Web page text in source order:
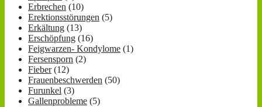
Erbrechen (10)
Erektionsstörungen (5)
Erkältung (13)
Erschöpfung (16)
Feigwarzen- Kondylome (1)
Fersensporn (2)
Fieber(12)
Frauenbeschwerden (50)
Furunkel (3)
Gallenprobleme (5)